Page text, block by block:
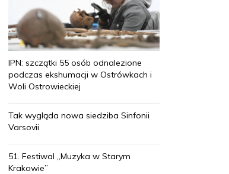
IPN: szczątki 55 osób odnalezione
podczas ekshumacji w Ostrówkach i
Woli Ostrowieckiej
Tak wygląda nowa siedziba Sinfonii
Varsovii
51. Festiwal „Muzyka w Starym
Krakowie”